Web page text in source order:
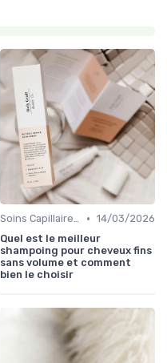
Soins Capillaires Bio • 14/03/2026
Quel est le meilleur
shampoing pour cheveux fins
sans volume et comment
bien le choisir